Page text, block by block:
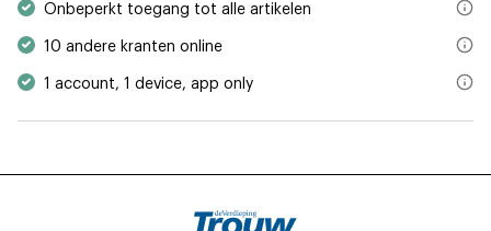
Je gratis abonnement wordt in geen enkel geval stilzwijgend
Onbeperkt toegang tot alle artikelen
Met je gratis studentenabonnement lees je in de Trouw-
10 andere kranten online
Met het gratis studentenabonnement op Trouw heb je online
Trouw
1 account, 1 device, app only
Met jouw abonnement heb je toegang tot de nieuwsapp van